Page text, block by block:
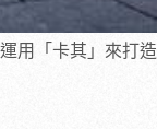
用「卡其」來打造